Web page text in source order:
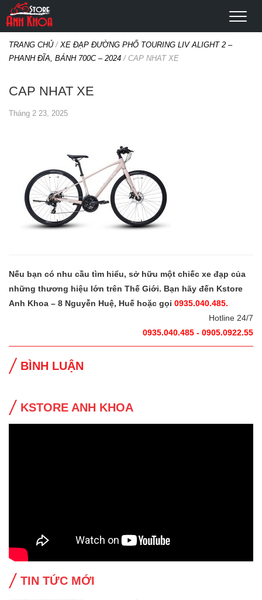
TRANG CHỦ/ XE ĐẠP ĐƯỜNG PHỐ TOURING LIV ALIGHT 2 –
PHANH ĐĨA, BÁNH 700C – 2024 / CAP NHAT XE
CAP NHAT XE
Tháng 2 23, 2025
Nếu bạn có nhu cầu tìm hiểu, sở hữu một chiếc xe đạp của
những thương hiệu lớn trên Thế Giới. Bạn hãy đến Kstore
Anh Khoa – 8 Nguyễn Huệ, Huế hoặc gọi 0935.040.485.
Hotline 24/7
0935.040.485 - 0905.0922.55
BÌNH LUẬN
KSTORE ANH KHOA
TIN TỨC MỚI